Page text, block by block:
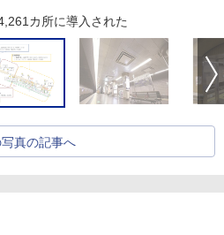
カ所に導入された
真の記事へ